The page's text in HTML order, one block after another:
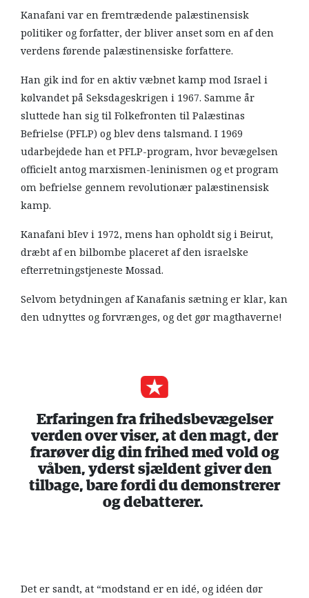
Kanafani var en fremtrædende palæstinensisk
politiker og forfatter, der bliver anset som en af den
verdens førende palæstinensiske forfattere.
Han gik ind for en aktiv væbnet kamp mod Israel i
kølvandet på Seksdageskrigen i 1967. Samme år
sluttede han sig til Folkefronten til Palæstinas
Befrielse (PFLP) og blev dens talsmand. I 1969
udarbejdede han et PFLP-program, hvor bevægelsen
officielt antog marxismen-leninismen og et program
om befrielse gennem revolutionær palæstinensisk
kamp.
Kanafani bIev i 1972, mens han opholdt sig i Beirut,
dræbt af en bilbombe placeret af den israelske
efterretningstjeneste Mossad.
Selvom betydningen af Kanafanis sætning er klar, kan
den udnyttes og forvrænges, og det gør magthaverne!
Erfaringen fra frihedsbevægelser
verden over viser, at den magt, der
frarøver dig din frihed med vold og
våben, yderst sjældent giver den
tilbage, bare fordi du demonstrerer
og debatterer.
Det er sandt, at “modstand er en idé, og idéen dør